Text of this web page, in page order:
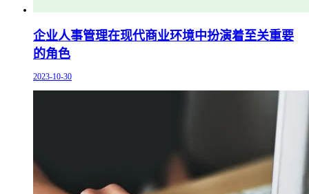
企业人事管理在现代商业环境中扮演着至关重要
的角色
2023-10-30